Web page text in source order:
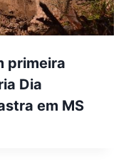
primeira
Dia
em MS